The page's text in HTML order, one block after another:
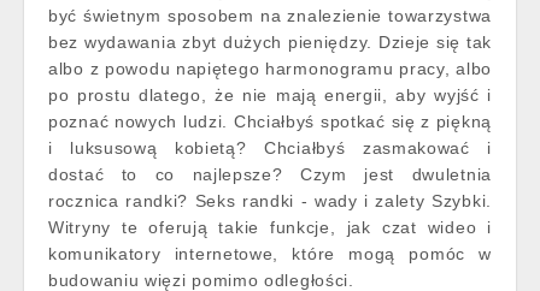
być świetnym sposobem na znalezienie towarzystwa
bez wydawania zbyt dużych pieniędzy. Dzieje się tak
albo z powodu napiętego harmonogramu pracy, albo
po prostu dlatego, że nie mają energii, aby wyjść i
poznać nowych ludzi. Chciałbyś spotkać się z piękną
i luksusową kobietą? Chciałbyś zasmakować i
dostać to co najlepsze? Czym jest dwuletnia
rocznica randki? Seks randki - wady i zalety Szybki.
Witryny te oferują takie funkcje, jak czat wideo i
komunikatory internetowe, które mogą pomóc w
budowaniu więzi pomimo odległości.